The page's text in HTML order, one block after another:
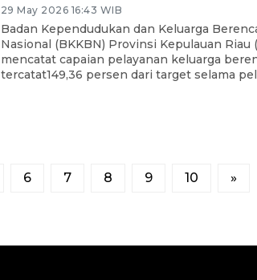
29 May 2026 16:43 WIB
Badan Kependudukan dan Keluarga
Nasional (BKKBN) Provinsi Kepulauan Riau
mencatat capaian pelayanan keluarga
tercatat149,36 persen dari target selama
6 7 8 9 10 »